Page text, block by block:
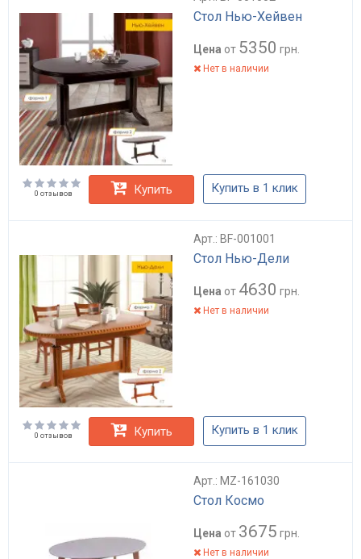
Стол Нью-Хейвен
Цена от 5350 грн.
Нет в наличии
0 отзывов Купить Купить в 1 клик
Арт.: BF-001001
Стол Нью-Дели
Цена от 4630 грн.
Нет в наличии
0 отзывов Купить Купить в 1 клик
Арт.: MZ-161030
Стол Космо
Цена от 3675 грн.
Нет в наличии